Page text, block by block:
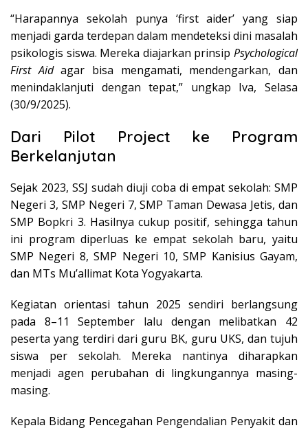
“Harapannya sekolah punya ‘first aider’ yang siap
menjadi garda terdepan dalam mendeteksi dini masalah
psikologis siswa. Mereka diajarkan prinsip Psychological
First Aidagar bisa mengamati, mendengarkan, dan
menindaklanjuti dengan tepat,” ungkap Iva, Selasa
(30/9/2025).
Dari Pilot Project ke Program
Berkelanjutan
Sejak 2023, SSJ sudah diuji coba di empat sekolah: SMP
Negeri 3, SMP Negeri 7, SMP Taman Dewasa Jetis, dan
SMP Bopkri 3. Hasilnya cukup positif, sehingga tahun
ini program diperluas ke empat sekolah baru, yaitu
SMP Negeri 8, SMP Negeri 10, SMP Kanisius Gayam,
dan MTs Mu’allimat Kota Yogyakarta.
Kegiatan orientasi tahun 2025 sendiri berlangsung
pada 8–11 September lalu dengan melibatkan 42
peserta yang terdiri dari guru BK, guru UKS, dan tujuh
siswa per sekolah. Mereka nantinya diharapkan
menjadi agen perubahan di lingkungannya masing-
masing.
Kepala Bidang Pencegahan Pengendalian Penyakit dan